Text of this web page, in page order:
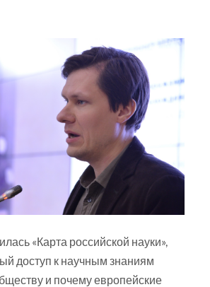
«Карта российской науки»,
доступ к научным знаниям
и почему европейские